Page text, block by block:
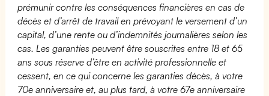
prémunir contre les conséquences financières en cas de
décès et d’arrêt de travail en prévoyant le versement d’un
capital, d’une rente ou d’indemnités journalières selon les
cas. Les garanties peuvent être souscrites entre 18 et 65
ans sous réserve d’être en activité professionnelle et
cessent, en ce qui concerne les garanties décès, à votre
70e anniversaire et, au plus tard, à votre 67e anniversaire